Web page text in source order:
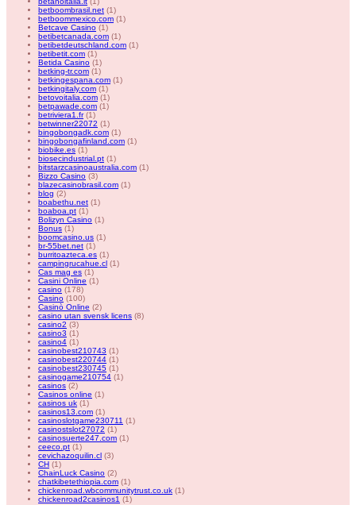
betboombrasil.net (1)
betboommexico.com (1)
Betcave Casino (1)
betibetcanada.com (1)
betibetdeutschland.com (1)
betibetit.com (1)
Betida Casino (1)
betking-tr.com (1)
betkingespana.com (1)
betkingitaly.com (1)
betovoitalia.com (1)
betpawade.com (1)
betriviera1.fr(1)
betwinner22072 (1)
bingobongadk.com (1)
bingobongafinland.com (1)
biobike.es (1)
biosecindustrial.pt (1)
bitstarzcasinoaustralia.com (1)
Bizzo Casino (3)
blazecasinobrasil.com (1)
blog (2)
boabethu.net (1)
boaboa.pt (1)
Bolizyn Casino (1)
Bonus (1)
boomcasino.us (1)
br-55bet.net (1)
burritoazteca.es (1)
campingrucahue.cl (1)
Cas mag es (1)
Casini Online (1)
casino (178)
Casino (100)
Casinò Online (2)
casino utan svensk licens (8)
casino2 (3)
casino3 (1)
casino4 (1)
casinobest210743 (1)
casinobest220744 (1)
casinobest230745 (1)
casinogame210754 (1)
casinos (2)
Casinos online (1)
casinos uk (1)
casinos13.com (1)
casinoslotgame230711 (1)
casinostslot27072 (1)
casinosuerte247.com (1)
ceeco.pt (1)
cevichazoquilin.cl (3)
CH (1)
ChainLuck Casino (2)
chatkibetethiopia.com (1)
chickenroad.wbcommunitytrust.co.uk (1)
chickenroad2casinos1 (1)